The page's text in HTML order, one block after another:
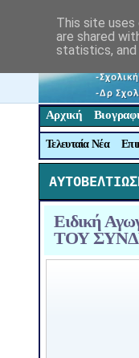
Αρχική
Τελευταία Νέα
Ειδική
ΤΟΥ
This site
are shared
statistics,